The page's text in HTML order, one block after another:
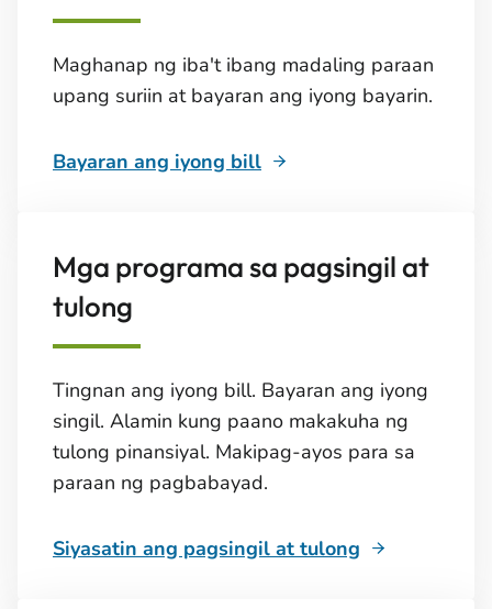
Maghanap ng iba't ibang madaling paraan
upang suriin at bayaran ang iyong bayarin.
Bayaran ang iyong bill
Mga programa sa pagsingil at
tulong
Tingnan ang iyong bill. Bayaran ang iyong
singil. Alamin kung paano makakuha ng
tulong pinansiyal. Makipag-ayos para sa
paraan ng pagbabayad.
Siyasatin ang pagsingil at tulong